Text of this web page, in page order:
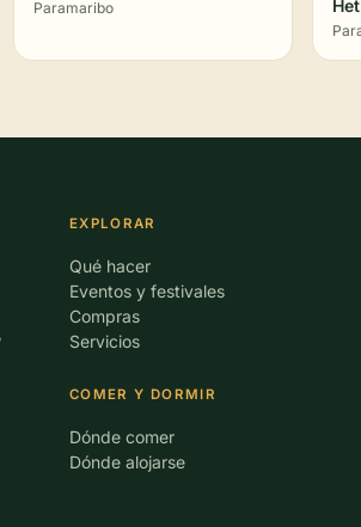
Paramaribo
EXPLORAR
Qué hacer
Eventos y festivales
Compras
Servicios
COMER Y DORMIR
Dónde comer
Dónde alojarse